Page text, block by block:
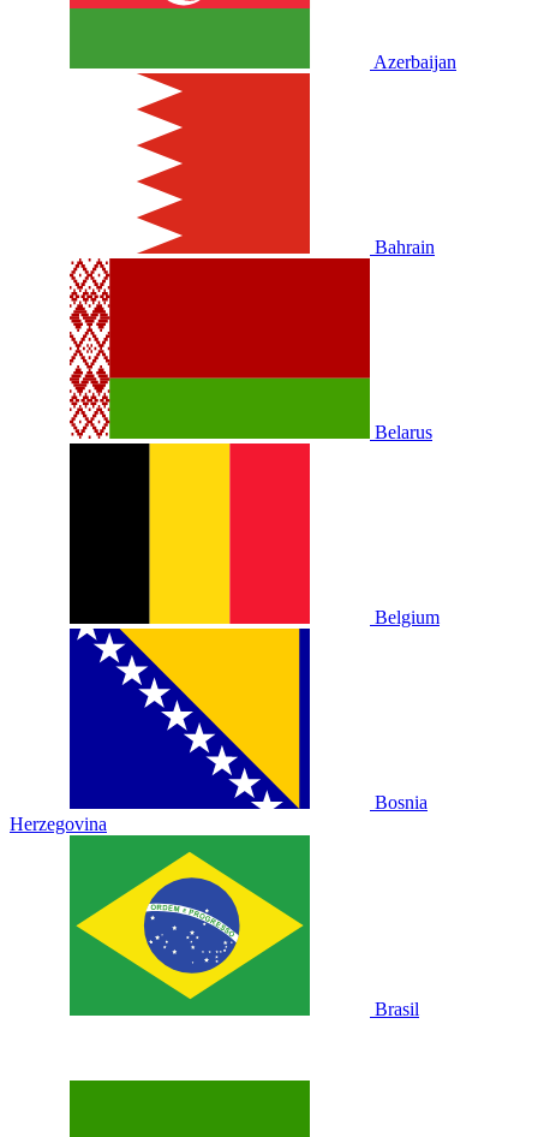
Azerbaijan
Bahrain
Belarus
Belgium
Bosnia
Herzegovina
Brasil